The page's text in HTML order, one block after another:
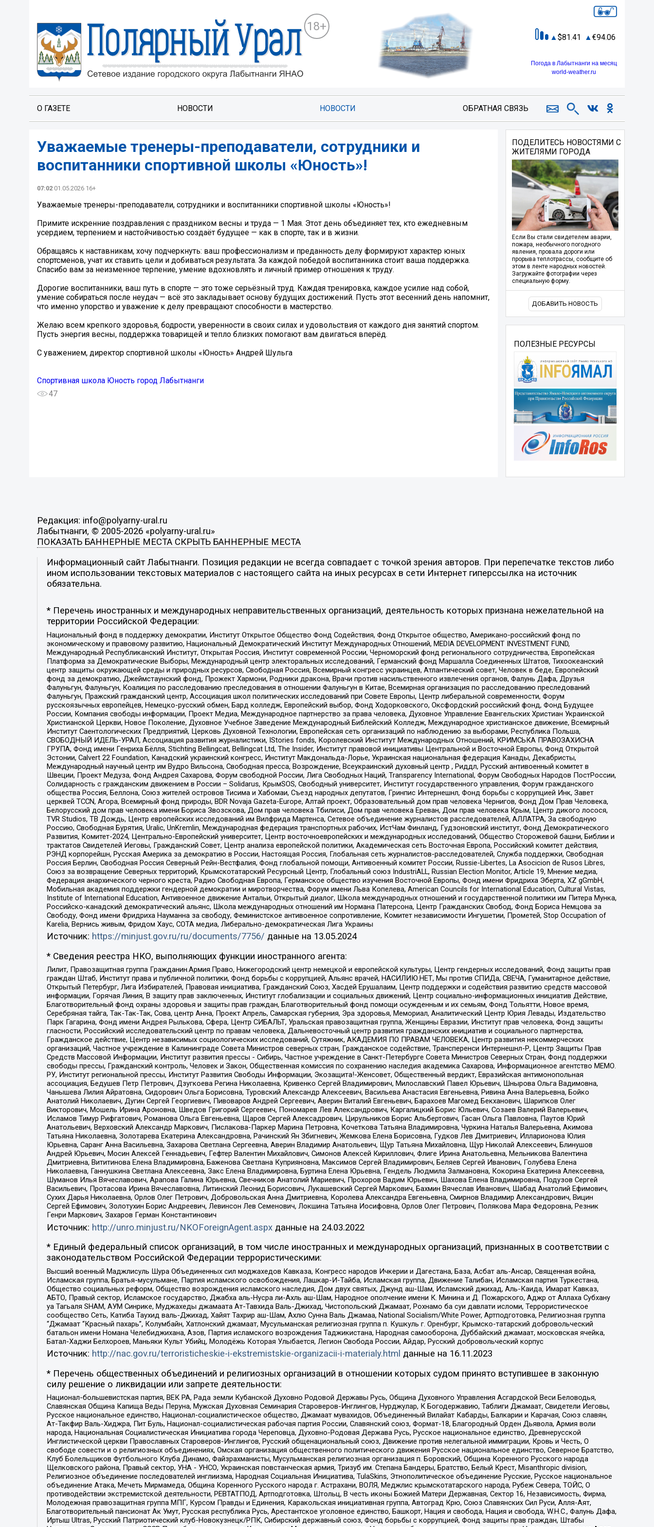
18+
81.41 94.06
Погода в Лабытнанги на месяц
world-weather.ru
О ГАЗЕТЕ НОВОСТИ НОВОСТИ ОБРАТНАЯ СВЯЗЬ
Уважаемые тренеры-преподаватели, сотрудники и
воспитанники спортивной школы «Юность»!
07:02 01.05.2026 16+
Уважаемые тренеры-преподаватели, сотрудники и воспитанники спортивной школы «Юность»!
Примите искренние поздравления с праздником весны и труда — 1 Мая. Этот день объединяет тех, кто ежедневным
усердием, терпением и настойчивостью создаёт будущее — как в спорте, так и в жизни.
Обращаясь к наставникам, хочу подчеркнуть: ваш профессионализм и преданность делу формируют характер юных
спортсменов, учат их ставить цели и добиваться результата. За каждой победой воспитанника стоит ваша поддержка.
Спасибо вам за неизменное терпение, умение вдохновлять и личный пример отношения к труду.
Дорогие воспитанники, ваш путь в спорте — это тоже серьёзный труд. Каждая тренировка, каждое усилие над собой,
умение собираться после неудач — всё это закладывает основу будущих достижений. Пусть этот весенний день напомнит,
что именно упорство и уважение к делу превращают способности в мастерство.
Желаю всем крепкого здоровья, бодрости, уверенности в своих силах и удовольствия от каждого дня занятий спортом.
Пусть энергия весны, поддержка товарищей и тепло близких помогают вам двигаться вперёд.
С уважением, директор спортивной школы «Юность» Андрей Шульга
Спортивная школа Юность город Лабытнанги
47
ПОДЕЛИТЕСЬ НОВОСТЯМИ С
ЖИТЕЛЯМИ ГОРОДА
Если Вы стали свидетелем аварии,
пожара, необычного погодного
явления, провала дороги или
прорыва теплотрассы, сообщите об
этом в ленте народных новостей.
Загружайте фотографии через
специальную форму.
ДОБАВИТЬ НОВОСТЬ
ПОЛЕЗНЫЕ РЕСУРСЫ
Редакция: info@polyarny-ural.ru
Лабытнанги, © 2005-2026 «polyarny-ural.ru»
ПОКАЗАТЬ БАННЕРНЫЕ МЕСТА СКРЫТЬ БАННЕРНЫЕ МЕСТА
Информационный сайт Лабытнанги. Позиция редакции не всегда совпадает с точкой зрения авторов. При перепечатке текстов либо
ином использовании текстовых материалов с настоящего сайта на иных ресурсах в сети Интернет гиперссылка на источник
обязательна.
* Перечень иностранных и международных неправительственных организаций, деятельность которых признана нежелательной на
территории Российской Федерации:
Национальный фонд в поддержку демократии, Институт Открытое Общество Фонд Содействия, Фонд Открытое общество, Американо-российский фонд по
экономическому и правовому развитию, Национальный Демократический Институт Международных Отношений, MEDIA DEVELOPMENT INVESTMENT FUND,
Международный Республиканский Институт, Открытая Россия, Институт современной России, Черноморский фонд регионального сотрудничества, Европейская
Платформа за Демократические Выборы, Международный центр электоральных исследований, Германский фонд Маршалла Соединенных Штатов, Тихоокеанский
центр защиты окружающей среды и природных ресурсов, Свободная Россия, Всемирный конгресс украинцев, Атлантический совет, Человек в беде, Европейский
фонд за демократию, Джеймстаунский фонд, Прожект Хармони, Родники дракона, Врачи против насильственного извлечения органов, Фалунь Дафа, Друзья
Фалуньгун, Фалуньгун, Коалиция по расследованию преследования в отношении Фалуньгун в Китае, Всемирная организация по расследованию преследований
Фалуньгун, Пражский гражданский центр, Ассоциация школ политических исследований при Совете Европы, Центр либеральной современности, Форум
русскоязычных европейцев, Немецко-русский обмен, Бард колледж, Европейский выбор, Фонд Ходорковского, Оксфордский российский фонд, Фонд Будущее
России, Компания свободы информации, Проект Медиа, Международное партнерство за права человека, Духовное Управление Евангельских Христиан Украинской
Христианской Церкви, Новое Поколение, Духовное Учебное Заведение Международный Библейский Колледж, Международное христианское движение, Всемирный
Институт Саентологических Предприятий, Церковь Духовной Технологии, Европейская сеть организаций по наблюдению за выборами, Республика Польша,
СВОБОДНЫЙ ИДЕЛЬ-УРАЛ, Ассоциация развития журналистики, IStories fonds, Королевский Институт Международных Отношений, КРИМСЬКА ПРАВОЗАХИСНА
ГРУПА, Фонд имени Генриха Бёлля, Stichting Bellingcat, Bellingcat Ltd, The Insider, Институт правовой инициативы Центральной и Восточной Европы, Фонд Открытой
Эстонии, Calvert 22 Foundation, Канадский украинский конгресс, Институт Макдональда-Лорье, Украинская национальная федерация Канады, Декабристы,
Международный научный центр им Вудро Вильсона, Свободная пресса, Возрождение, Всеукраинский духовный центр , Риддл, Русский антивоенный комитет в
Швеции, Проект Медуза, Фонд Андрея Сахарова, Форум свободной России, Лига Свободных Наций, Transparеncy International, Форум Свободных Народов ПостРоссии,
Солидарность с гражданским движением в России – Solidarus, КрымSOS, Свободный университет, Институт государственного управления, Форум гражданского
общества Россия, Беллона, Союз жителей островов Тисима и Хабомаи, Съезд народных депутатов, Гринпис Интернешнл, Фонд борьбы с коррупцией Инк, Завет
церквей TCCN, Агора, Всемирный фонд природы, BDR Novaja Gazeta-Europe, Алтай проект, Образовательный дом прав человека Чернигов, Фонд Дом Прав Человека,
Белорусский дом прав человека имени Бориса Звозскова, Дом прав человека Тбилиси, Дом прав человека Ереван, Дом прав человека Крым, Центр дикого лосося,
TVR Studios, ТВ Дождь, Центр европейских исследований им Вилфрида Мартенса, Сетевое объединение журналистов расследователей, АЛЛАТРА, За свободную
Россию, Свободная Бурятия, Uralic, UnKremlin, Международная федерация транспортных рабочих, ИстЧам Финланд, Гудзоновский институт, Фонд Демократического
Развития, Комитет-2024, Центрально-Европейский университет, Центр восточноевропейских и международных исследований, Общество Сторожевой башни, Библии и
трактатов Свидетелей Иеговы, Гражданский Совет, Центр анализа европейской политики, Академическая сеть Восточная Европа, Российский комитет действия,
РЭНД корпорейшн, Русская Америка за демократию в России, Настоящая Россия, Глобальная сеть журналистов-расследователей, Служба поддержки, Свободная
Россия Берлин, Свободная Россия Северный Рейн-Вестфалия, Фонд глобальной помощи, Антивоенный комитет России, Russie-Libertes, La Asocicion de Rusos Libres,
Союз за возвращение Северных территорий, Крымскотатарский Ресурсный Центр, Глобальный союз IndustriALL, Russian Election Monitor, Article 19, Мнение медиа,
Федерация анархического черного креста, Радио Свободная Европа, Германское общество изучения Восточной Европы, Фонд имени Фридриха Эберта, XZ gGmbH,
Мобильная академия поддержки гендерной демократии и миротворчества, Форум имени Льва Копелева, American Councils for International Education, Cultural Vistas,
Institute of International Education, Антивоенное движение Антальи, Открытый диалог, Школа международных отношений и государственной политики им Питера Мунка,
Российско-канадский демократический альянс, Школа международных отношений им Нормана Патерсона, Центр Гражданских Свобод, Фонд Бориса Немцова за
Свободу, Фонд имени Фридриха Науманна за свободу, Феминистское антивоенное сопротивление, Комитет независимости Ингушетии, Прометей, Stop Occupation of
Karelia, Вернись живым, Фридом Хаус, СОТА медиа, Либерально-демократическая Лига Украины
Источник: https://minjust.gov.ru/ru/documents/7756/ данные на 13.05.2024
* Сведения реестра НКО, выполняющих функции иностранного агента:
Лилит, Правозащитная группа Гражданин.Армия.Право, Нижегородский центр немецкой и европейской культуры, Центр гендерных исследований, Фонд защиты прав
граждан Штаб, Институт права и публичной политики, Фонд борьбы с коррупцией, Альянс врачей, НАСИЛИЮ.НЕТ, Мы против СПИДа, СВЕЧА, Гуманитарное действие,
Открытый Петербург, Лига Избирателей, Правовая инициатива, Гражданский Союз, Хасдей Ерушалаим, Центр поддержки и содействия развитию средств массовой
информации, Горячая Линия, В защиту прав заключенных, Институт глобализации и социальных движений, Центр социально-информационных инициатив Действие,
Благотворительный фонд охраны здоровья и защиты прав граждан, Благотворительный фонд помощи осужденным и их семьям, Фонд Тольятти, Новое время,
Серебряная тайга, Так-Так-Так, Сова, центр Анна, Проект Апрель, Самарская губерния, Эра здоровья, Мемориал, Аналитический Центр Юрия Левады, Издательство
Парк Гагарина, Фонд имени Андрея Рылькова, Сфера, Центр СИБАЛЬТ, Уральская правозащитная группа, Женщины Евразии, Институт прав человека, Фонд защиты
гласности, Российский исследовательский центр по правам человека, Дальневосточный центр развития гражданских инициатив и социального партнерства,
Гражданское действие, Центр независимых социологических исследований, Сутяжник, АКАДЕМИЯ ПО ПРАВАМ ЧЕЛОВЕКА, Центр развития некоммерческих
организаций, Частное учреждение в Калининграде Совета Министров северных стран, Гражданское содействие, Трансперенси Интернешнл-Р, Центр Защиты Прав
Средств Массовой Информации, Институт развития прессы - Сибирь, Частное учреждение в Санкт-Петербурге Совета Министров Северных Стран, Фонд поддержки
свободы прессы, Гражданский контроль, Человек и Закон, Общественная комиссия по сохранению наследия академика Сахарова, Информационное агентство МЕМО.
РУ, Институт региональной прессы, Институт Развития Свободы Информации, Экозащита!-Женсовет, Общественный вердикт, Евразийская антимонопольная
ассоциация, Бедушев Петр Петрович, Дзугкоева Регина Николаевна, Кривенко Сергей Владимирович, Милославский Павел Юрьевич, Шнырова Ольга Вадимовна,
Чанышева Лилия Айратовна, Сидорович Ольга Борисовна, Туровский Александр Алексеевич, Васильева Анастасия Евгеньевна, Ривина Анна Валерьевна, Бойко
Анатолий Николаевич, Дугин Сергей Георгиевич, Пивоваров Андрей Сергеевич, Аверин Виталий Евгеньевич, Барахоев Магомед Бекханович, Шарипков Олег
Викторович, Мошель Ирина Ароновна, Шведов Григорий Сергеевич, Пономарев Лев Александрович, Каргалицкий Борис Юльевич, Созаев Валерий Валерьевич,
Исламов Тимур Рифгатович, Романова Ольга Евгеньевна, Щаров Сергей Алексадрович, Цирульников Борис Альбертович, Гасан Ольга Павловна, Паутов Юрий
Анатольевич, Верховский Александр Маркович, Пислакова-Паркер Марина Петровна, Кочеткова Татьяна Владимировна, Чуркина Наталья Валерьевна, Акимова
Татьяна Николаевна, Золотарева Екатерина Александровна, Рачинский Ян Збигневич, Жемкова Елена Борисовна, Гудков Лев Дмитриевич, Илларионова Юлия
Юрьевна, Саранг Анна Васильевна, Захарова Светлана Сергеевна, Аверин Владимир Анатольевич, Щур Татьяна Михайловна, Щур Николай Алексеевич, Блинушов
Андрей Юрьевич, Мосин Алексей Геннадьевич, Гефтер Валентин Михайлович, Симонов Алексей Кириллович, Флиге Ирина Анатольевна, Мельникова Валентина
Дмитриевна, Вититинова Елена Владимировна, Баженова Светлана Куприяновна, Максимов Сергей Владимирович, Беляев Сергей Иванович, Голубева Елена
Николаевна, Ганнушкина Светлана Алексеевна, Закс Елена Владимировна, Буртина Елена Юрьевна, Гендель Людмила Залмановна, Кокорина Екатерина Алексеевна,
Шуманов Илья Вячеславович, Арапова Галина Юрьевна, Свечников Анатолий Мариевич, Прохоров Вадим Юрьевич, Шахова Елена Владимировна, Подузов Сергей
Васильевич, Протасова Ирина Вячеславовна, Литинский Леонид Борисович, Лукашевский Сергей Маркович, Бахмин Вячеслав Иванович, Шабад Анатолий Ефимович,
Сухих Дарья Николаевна, Орлов Олег Петрович, Добровольская Анна Дмитриевна, Королева Александра Евгеньевна, Смирнов Владимир Александрович, Вицин
Сергей Ефимович, Золотухин Борис Андреевич, Левинсон Лев Семенович, Локшина Татьяна Иосифовна, Орлов Олег Петрович, Полякова Мара Федоровна, Резник
Генри Маркович, Захаров Герман Константинович
Источник: http://unro.minjust.ru/NKOForeignAgent.aspxданные на 24.03.2022
* Единый федеральный список организаций, в том числе иностранных и международных организаций, признанных в соответствии с
законодательством Российской Федерации террористическими:
Высший военный Маджлисуль Шура Объединенных сил моджахедов Кавказа, Конгресс народов Ичкерии и Дагестана, База, Асбат аль-Ансар, Священная война,
Исламская группа, Братья-мусульмане, Партия исламского освобождения, Лашкар-И-Тайба, Исламская группа, Движение Талибан, Исламская партия Туркестана,
Общество социальных реформ, Общество возрождения исламского наследия, Дом двух святых, Джунд аш-Шам, Исламский джихад, Аль-Каида, Имарат Кавказ,
АБТО, Правый сектор, Исламское государство, Джабха аль-Нусра ли-Ахль аш-Шам, Народное ополчение имени К. Минина и Д. Пожарского, Аджр от Аллаха Субхану
уа Тагьаля SHAM, АУМ Синрике, Муджахеды джамаата Ат-Тавхида Валь-Джихад, Чистопольский Джамаат, Рохнамо ба суи давлати исломи, Террористическое
сообщество Сеть, Катиба Таухид валь-Джихад, Хайят Тахрир аш-Шам, Ахлю Сунна Валь Джамаа, National Socialism/White Power, Артподготовка, Религиозная группа
“Джамаат “Красный пахарь”, Колумбайн, Хатлонский джамаат, Мусульманская религиозная группа п. Кушкуль г. Оренбург, Крымско-татарский добровольческий
батальон имени Номана Челебиджихана, Азов, Партия исламского возрождения Таджикистана, Народная самооборона, Дуббайский джамаат, московская ячейка,
Батал-Хаджи Белхороев, Маньяки Культ Убийц, Молодёжь Которая Улыбается, Легион Свобода России, Айдар, Русский добровольческий корпус
Источник: http://nac.gov.ru/terroristicheskie-i-ekstremistskie-organizacii-i-materialy.html данные на 16.11.2023
* Перечень общественных объединений и религиозных организаций в отношении которых судом принято вступившее в законную
силу решение о ликвидации или запрете деятельности:
Национал-большевистская партия, ВЕК РА, Рада земли Кубанской Духовно Родовой Державы Русь, Община Духовного Управления Асгардской Веси Беловодья,
Славянская Община Капища Веды Перуна, Мужская Духовная Семинария Староверов-Инглингов, Нурджулар, К Богодержавию, Таблиги Джамаат, Свидетели Иеговы,
Русское национальное единство, Национал-социалистическое общество, Джамаат мувахидов, Объединенный Вилайат Кабарды, Балкарии и Карачая, Союз славян,
Ат-Такфир Валь-Хиджра, Пит Буль, Национал-социалистическая рабочая партия России, Славянский союз, Формат-18, Благородный Орден Дьявола, Армия воли
народа, Национальная Социалистическая Инициатива города Череповца, Духовно-Родовая Держава Русь, Русское национальное единство, Древнерусской
Инглистической церкви Православных Староверов-Инглингов, Русский общенациональный союз, Движение против нелегальной иммиграции, Кровь и Честь, О
свободе совести и о религиозных объединениях, Омская организация общественного политического движения Русское национальное единство, Северное Братство,
Клуб Болельщиков Футбольного Клуба Динамо, Файзрахманисты, Мусульманская религиозная организация п. Боровский, Община Коренного Русского народа
Щелковского района, Правый сектор, УНА - УНСО, Украинская повстанческая армия, Тризуб им. Степана Бандеры, Братство, Белый Крест, Misanthropic division,
Религиозное объединение последователей инглиизма, Народная Социальная Инициатива, TulaSkins, Этнополитическое объединение Русские, Русское национальное
объединение Атака, Мечеть Мирмамеда, Община Коренного Русского народа г. Астрахани, ВОЛЯ, Меджлис крымскотатарского народа, Рубеж Севера, ТОЙС, О
противодействии экстремистской деятельности, РЕВТАТПОД, Артподготовка, Штольц, В честь иконы Божией Матери Державная, Сектор 16, Независимость, Фирма,
Молодежная правозащитная группа МПГ, Курсом Правды и Единения, Каракольская инициативная группа, Автоград Крю, Союз Славянских Сил Руси, Алля-Аят,
Благотворительный пансионат Ак Умут, Русская республика Русь, Арестантское уголовное единство, Башкорт, Нация и свобода, Нация и свобода, W.H.С., Фалунь Дафа,
Иртыш Ultras, Русский Патриотический клуб-Новокузнецк/РПК, Сибирский державный союз, Фонд борьбы с коррупцией, Фонд защиты прав граждан, Штабы